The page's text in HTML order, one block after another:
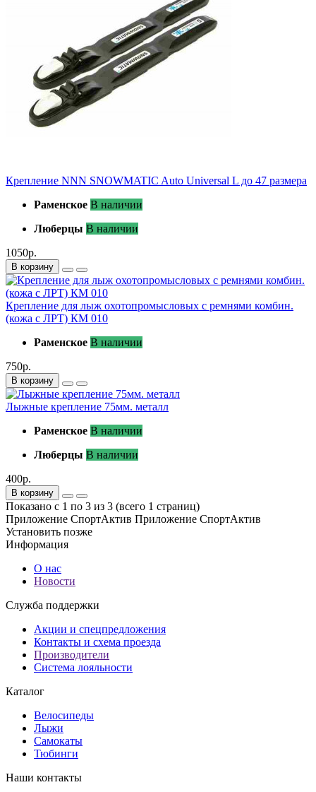
Крепление NNN SNOWMATIC Auto Universal L до 47 размера
Раменское В наличии
Люберцы В наличии
1050р.
В корзину
Крепление для лыж охотопромысловых с ремнями комбин.
(кожа с ЛРТ) КМ 010
Раменское В наличии
750р.
В корзину
Лыжные крепление 75мм. металл
Раменское В наличии
Люберцы В наличии
400р.
В корзину
Показано с 1 по 3 из 3 (всего 1 страниц)
Приложение СпортАктив Приложение СпортАктив
Установить позже
Информация
О нас
Новости
Служба поддержки
Акции и спецпредложения
Контакты и схема проезда
Производители
Система лояльности
Каталог
Велосипеды
Лыжи
Самокаты
Тюбинги
Наши контакты